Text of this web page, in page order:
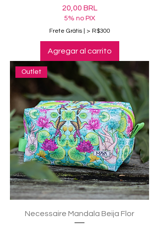
Precio
20,00 BRL
5% no PIX
Frete Grátis | > R$300
Agregar al carrito
Outlet
Necessaire Mandala Beija Flor